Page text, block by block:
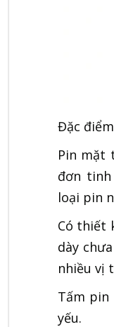
Đặc
Pin mặt
đơn
loại pin
Có thiết
dày
nhiều vị
Tấm
yếu.